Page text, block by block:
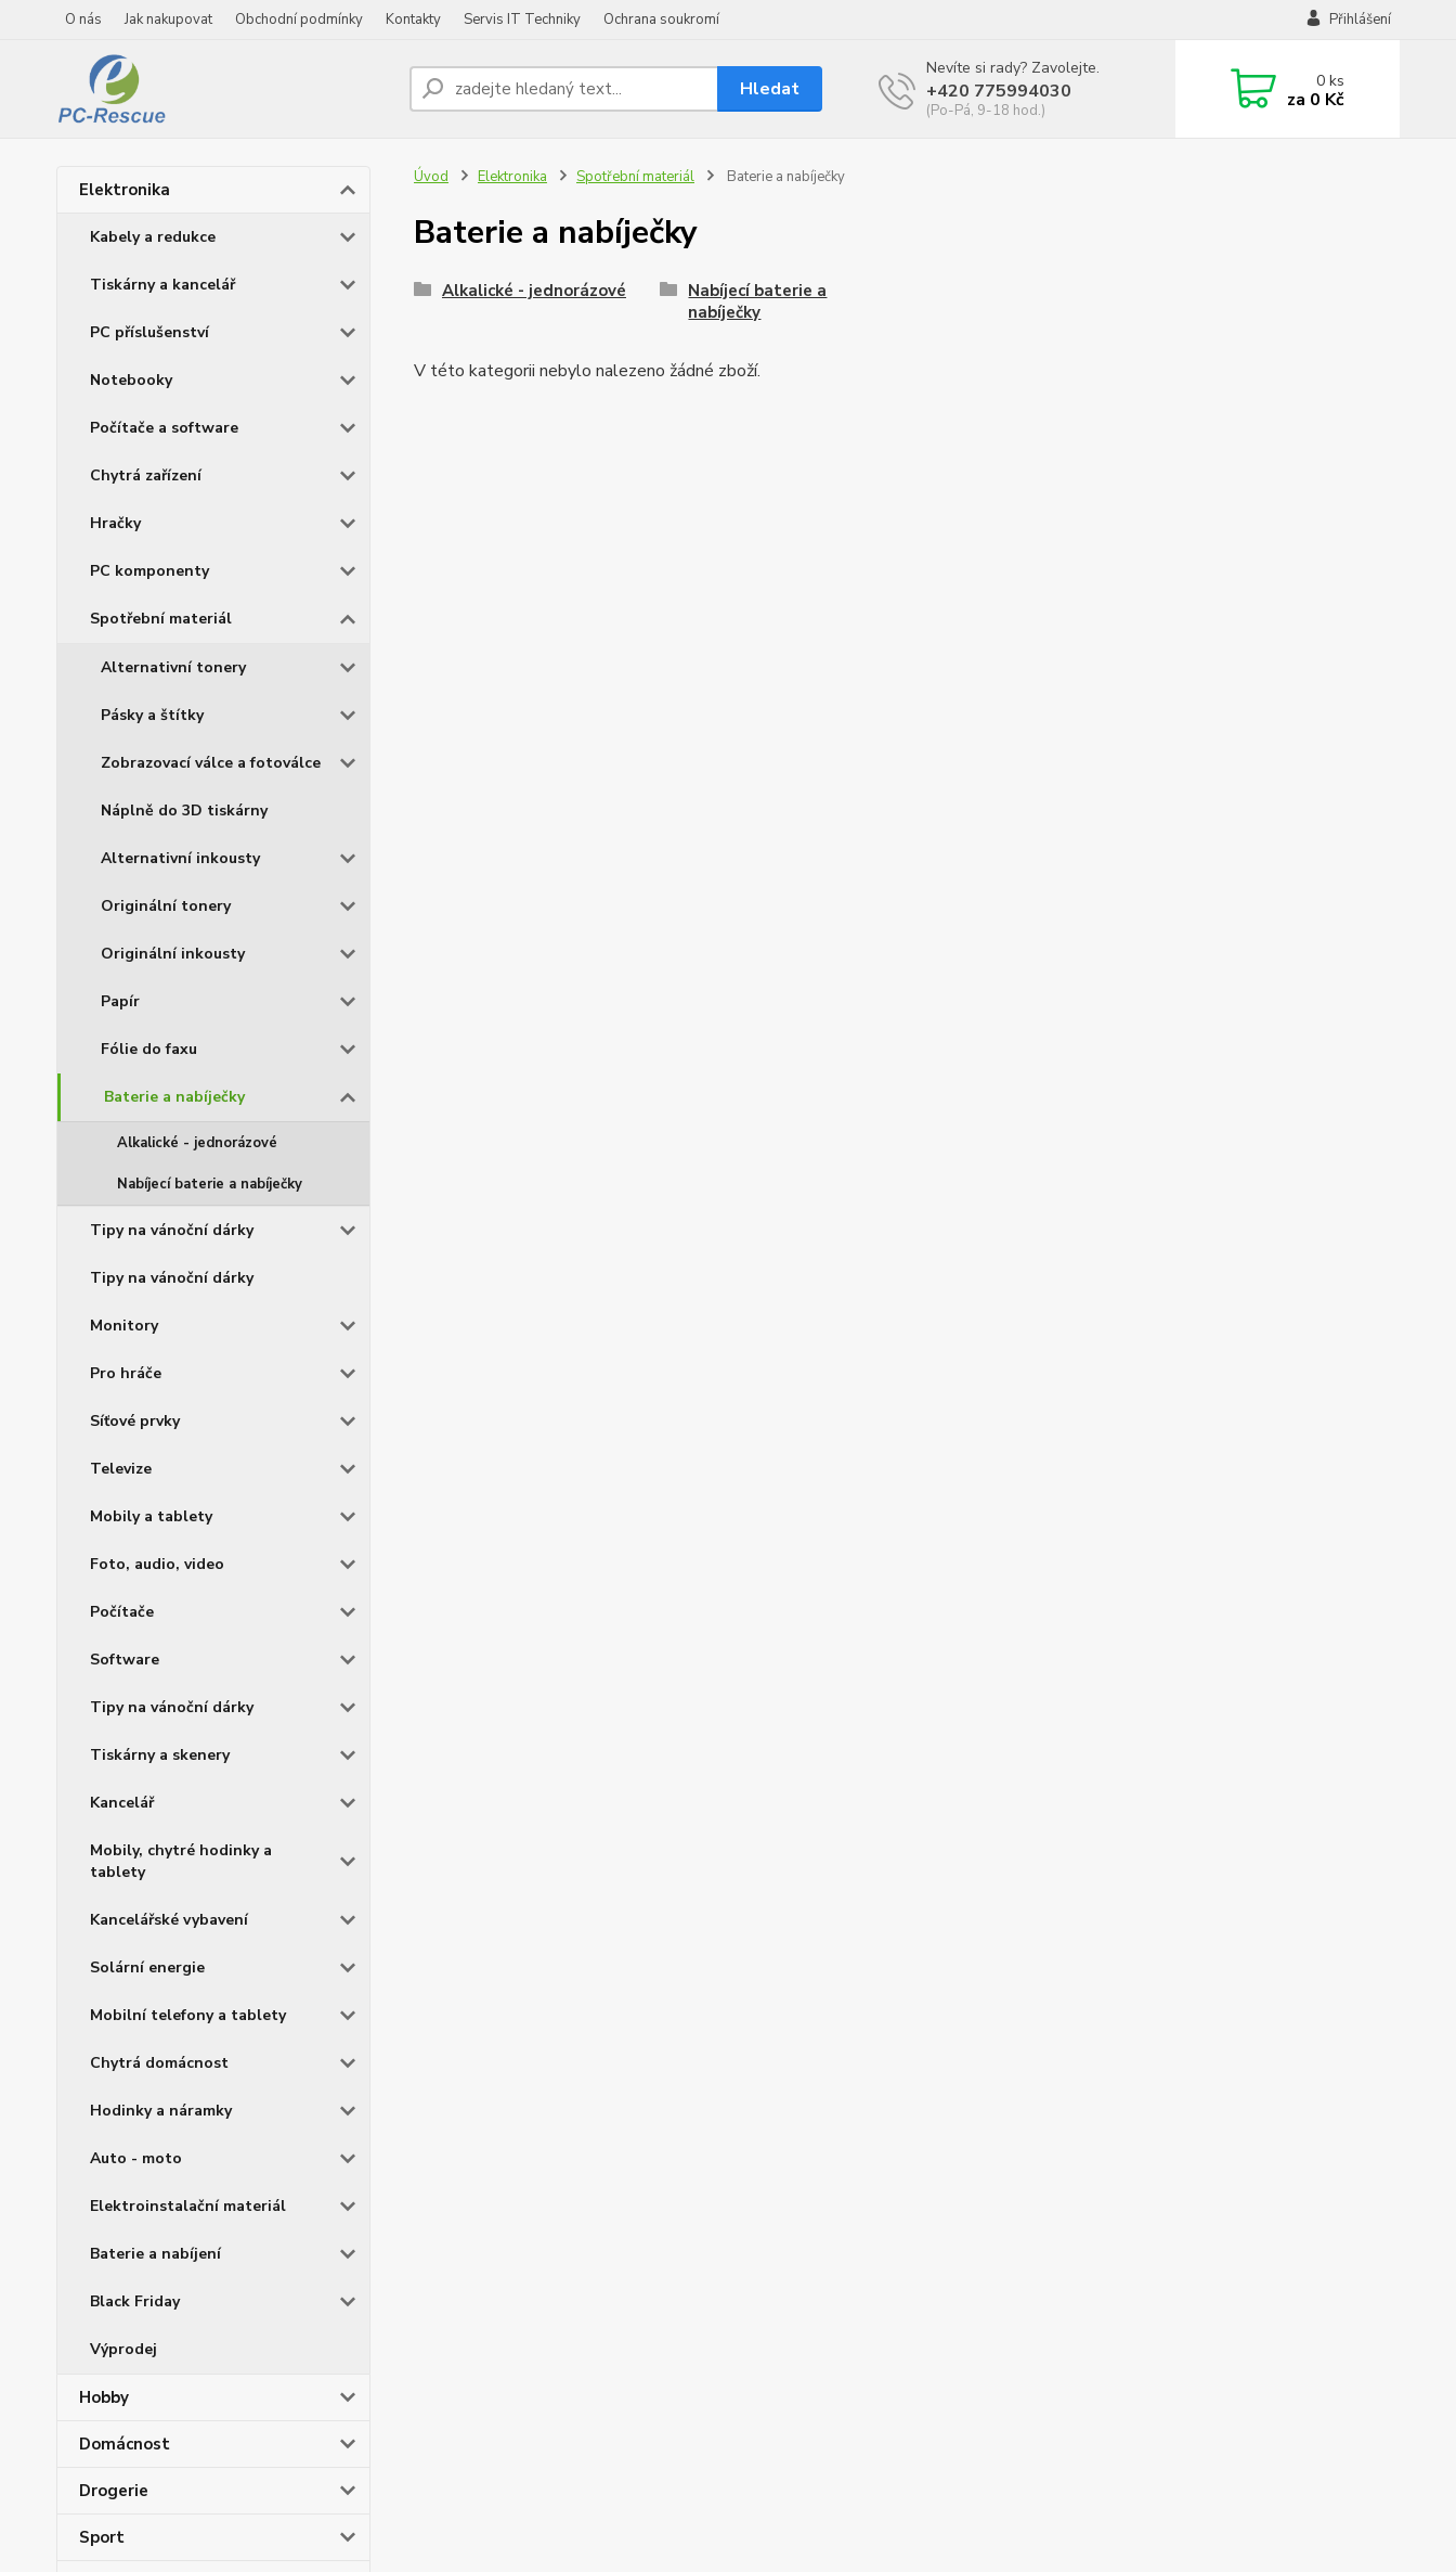
O nás Jak nakupovat Obchodní podmínky Kontakty Servis IT Techniky Ochrana soukromí Přihlášení
Hledat
Nevíte si rady? Zavolejte.
+420 775994030
(Po-Pá, 9-18 hod.)
0ks
za 0 Kč
Elektronika
Kabely a redukce
Tiskárny a kancelář
PC příslušenství
Notebooky
Počítače a software
Chytrá zařízení
Hračky
PC komponenty
Spotřební materiál
Alternativní tonery
Pásky a štítky
Zobrazovací válce a fotoválce
Náplně do 3D tiskárny
Alternativní inkousty
Originální tonery
Originální inkousty
Papír
Fólie do faxu
Baterie a nabíječky
Alkalické - jednorázové
Nabíjecí baterie a nabíječky
Tipy na vánoční dárky
Tipy na vánoční dárky
Monitory
Pro hráče
Síťové prvky
Televize
Mobily a tablety
Foto, audio, video
Počítače
Software
Tipy na vánoční dárky
Tiskárny a skenery
Kancelář
Mobily, chytré hodinky a
tablety
Kancelářské vybavení
Solární energie
Mobilní telefony a tablety
Chytrá domácnost
Hodinky a náramky
Auto - moto
Elektroinstalační materiál
Baterie a nabíjení
Black Friday
Výprodej
Hobby
Domácnost
Drogerie
Sport
Úvod Elektronika Spotřební materiál Baterie a nabíječky
Baterie a nabíječky
Alkalické - jednorázové
Nabíjecí baterie a
nabíječky
V této kategorii nebylo nalezeno žádné zboží.